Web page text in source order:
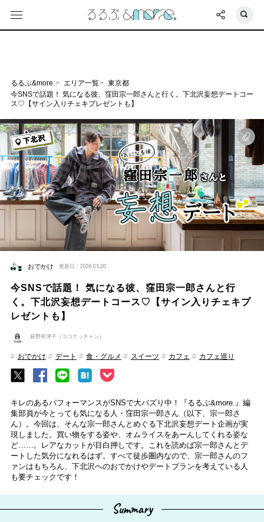
るるぶ&more. エリア一覧
東京都
今SNSで話題！ 気になる彼、窪田宗一郎さんと行く。下北沢妄想デートコー
ス♡【サイン入りチェキプレゼントも】
おでかけ 更新日：2026.05.20
今SNSで話題！ 気になる彼、窪田宗一郎さんと行
く。下北沢妄想デートコース♡【サイン入りチェキプ
レゼントも】
萩野奈津子（ココナッチャン）
おでかけ デート 食・グルメ スイーツ カフェ カフェ巡り
キレのあるパフォーマンスがSNSで大バズり中！『るるぶ&more.』編
集部員が今とっても気になる人・窪田宗一郎さん（以下、宗一郎さ
ん）。今回は、そんな宗一郎さんとめぐる下北沢妄想デート企画が実
現しました。買い物をする姿や、オムライスをあーんしてくれる姿な
ど……。レアなカットが目白押しです。これを読めば宗一郎さんとデ
ートした気分になれるはず。すべて徒歩圏内なので、宗一郎さんのフ
ァンはもちろん、下北沢へのおでかけやデートプランを考えている人
も要チェックです！
Summary